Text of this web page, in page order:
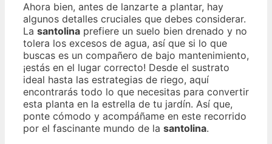
Ahora bien, antes de lanzarte a plantar, hay
algunos detalles cruciales que debes considerar.
La santolina prefiere un suelo bien drenado y no
tolera los excesos de agua, así que si lo que
buscas es un compañero de bajo mantenimiento,
¡estás en el lugar correcto! Desde el sustrato
ideal hasta las estrategias de riego, aquí
encontrarás todo lo que necesitas para convertir
esta planta en la estrella de tu jardín. Así que,
ponte cómodo y acompáñame en este recorrido
por el fascinante mundo de la santolina.